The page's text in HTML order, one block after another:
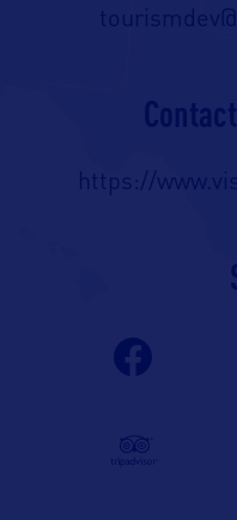
https://